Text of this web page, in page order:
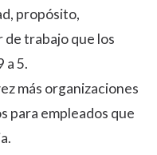
propósito,
trabajo que los
a 5.
más organizaciones
para empleados que